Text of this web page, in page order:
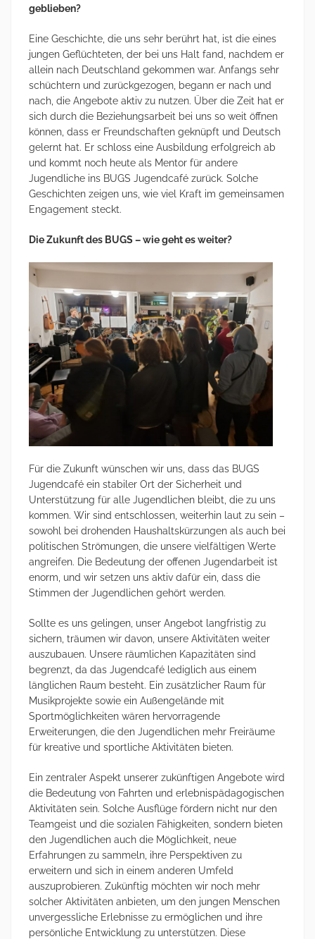
geblieben?
Eine Geschichte, die uns sehr berührt hat, ist die eines
jungen Geflüchteten, der bei uns Halt fand, nachdem er
allein nach Deutschland gekommen war. Anfangs sehr
schüchtern und zurückgezogen, begann er nach und
nach, die Angebote aktiv zu nutzen. Über die Zeit hat er
sich durch die Beziehungsarbeit bei uns so weit öffnen
können, dass er Freundschaften geknüpft und Deutsch
gelernt hat. Er schloss eine Ausbildung erfolgreich ab
und kommt noch heute als Mentor für andere
Jugendliche ins BUGS Jugendcafé zurück. Solche
Geschichten zeigen uns, wie viel Kraft im gemeinsamen
Engagement steckt.
Die Zukunft des BUGS – wie geht es weiter?
Für die Zukunft wünschen wir uns, dass das BUGS
Jugendcafé ein stabiler Ort der Sicherheit und
Unterstützung für alle Jugendlichen bleibt, die zu uns
kommen. Wir sind entschlossen, weiterhin laut zu sein –
sowohl bei drohenden Haushaltskürzungen als auch bei
politischen Strömungen, die unsere vielfältigen Werte
angreifen. Die Bedeutung der offenen Jugendarbeit ist
enorm, und wir setzen uns aktiv dafür ein, dass die
Stimmen der Jugendlichen gehört werden.
Sollte es uns gelingen, unser Angebot langfristig zu
sichern, träumen wir davon, unsere Aktivitäten weiter
auszubauen. Unsere räumlichen Kapazitäten sind
begrenzt, da das Jugendcafé lediglich aus einem
länglichen Raum besteht. Ein zusätzlicher Raum für
Musikprojekte sowie ein Außengelände mit
Sportmöglichkeiten wären hervorragende
Erweiterungen, die den Jugendlichen mehr Freiräume
für kreative und sportliche Aktivitäten bieten.
Ein zentraler Aspekt unserer zukünftigen Angebote wird
die Bedeutung von Fahrten und erlebnispädagogischen
Aktivitäten sein. Solche Ausflüge fördern nicht nur den
Teamgeist und die sozialen Fähigkeiten, sondern bieten
den Jugendlichen auch die Möglichkeit, neue
Erfahrungen zu sammeln, ihre Perspektiven zu
erweitern und sich in einem anderen Umfeld
auszuprobieren. Zukünftig möchten wir noch mehr
solcher Aktivitäten anbieten, um den jungen Menschen
unvergessliche Erlebnisse zu ermöglichen und ihre
persönliche Entwicklung zu unterstützen. Diese